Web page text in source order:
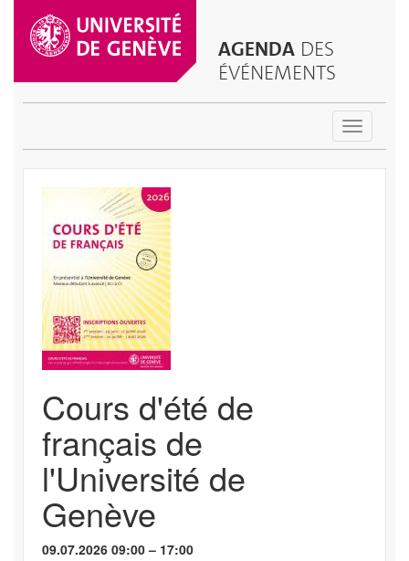
AGENDA DES
ÉVÉNEMENTS
Toggle
Cours d'été de
français de
l'Université de
Genève
09.07.2026 09:00 – 17:00